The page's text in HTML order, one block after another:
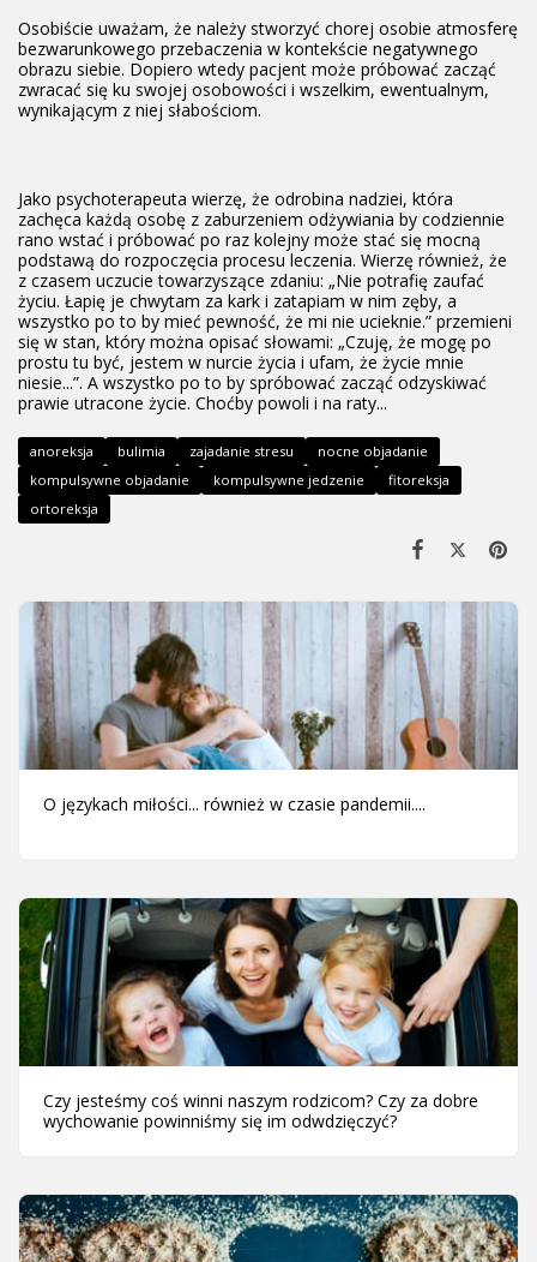
Osobiście uważam, że należy stworzyć chorej osobie atmosferę
bezwarunkowego przebaczenia w kontekście negatywnego
obrazu siebie. Dopiero wtedy pacjent może próbować zacząć
zwracać się ku swojej osobowości i wszelkim, ewentualnym,
wynikającym z niej słabościom.
Jako psychoterapeuta wierzę, że odrobina nadziei, która
zachęca każdą osobę z zaburzeniem odżywiania by codziennie
rano wstać i próbować po raz kolejny może stać się mocną
podstawą do rozpoczęcia procesu leczenia. Wierzę również, że
z czasem uczucie towarzyszące zdaniu: „Nie potrafię zaufać
życiu. Łapię je chwytam za kark i zatapiam w nim zęby, a
wszystko po to by mieć pewność, że mi nie ucieknie.” przemieni
się w stan, który można opisać słowami: „Czuję, że mogę po
prostu tu być, jestem w nurcie życia i ufam, że życie mnie
niesie...”. A wszystko po to by spróbować zacząć odzyskiwać
prawie utracone życie. Choćby powoli i na raty...
anoreksja bulimia zajadanie stresu
nocne objadanie
kompulsywne objadanie
kompulsywne jedzenie
fitoreksja
ortoreksja
O językach miłości... również w czasie pandemii....
Czy jesteśmy coś winni naszym rodzicom? Czy za dobre
wychowanie powinniśmy się im odwdzięczyć?